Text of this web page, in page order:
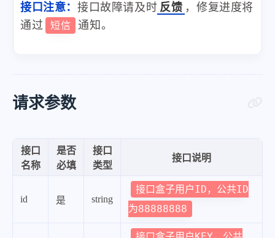
接口注意： 接口故障请及时 反馈 ，修复进度将
通过
短信 通知。
请求参数
接口
名称
是否
必填
接口
类型
接口说明
id 是 string
接口盒子用户ID，公共ID
为88888888